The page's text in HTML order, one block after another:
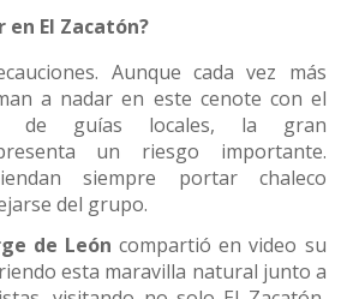
en El Zacatón?
Aunque cada vez más
a nadar en este cenote con el
de guías locales, la gran
un riesgo importante.
siempre portar chaleco
del grupo.
de León compartió en video su
esta maravilla natural junto a